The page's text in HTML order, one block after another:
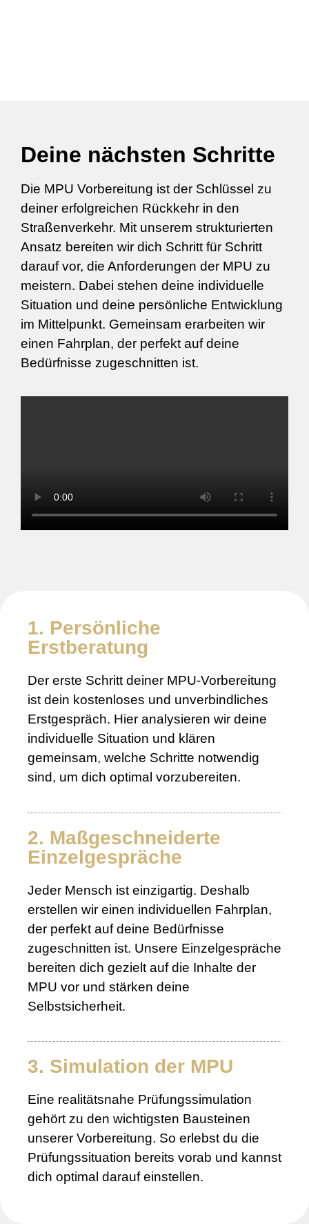
Deine nächsten Schritte
Die MPU Vorbereitung ist der Schlüssel zu
deiner erfolgreichen Rückkehr in den
Straßenverkehr. Mit unserem strukturierten
Ansatz bereiten wir dich Schritt für Schritt
darauf vor, die Anforderungen der MPU zu
meistern. Dabei stehen deine individuelle
Situation und deine persönliche Entwicklung
im Mittelpunkt. Gemeinsam erarbeiten wir
einen Fahrplan, der perfekt auf deine
Bedürfnisse zugeschnitten ist.
1. Persönliche
Erstberatung
Der erste Schritt deiner MPU-Vorbereitung
ist dein kostenloses und unverbindliches
Erstgespräch. Hier analysieren wir deine
individuelle Situation und klären
gemeinsam, welche Schritte notwendig
sind, um dich optimal vorzubereiten.
2. Maßgeschneiderte
Einzelgespräche
Jeder Mensch ist einzigartig. Deshalb
erstellen wir einen individuellen Fahrplan,
der perfekt auf deine Bedürfnisse
zugeschnitten ist. Unsere Einzelgespräche
bereiten dich gezielt auf die Inhalte der
MPU vor und stärken deine
Selbstsicherheit.
3. Simulation der MPU
Eine realitätsnahe Prüfungssimulation
gehört zu den wichtigsten Bausteinen
unserer Vorbereitung. So erlebst du die
Prüfungssituation bereits vorab und kannst
dich optimal darauf einstellen.